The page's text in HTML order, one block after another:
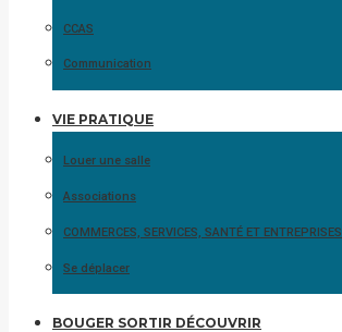
CCAS
Communication
VIE PRATIQUE
Louer une salle
Associations
COMMERCES, SERVICES, SANTÉ ET ENTREPRISES
Se déplacer
BOUGER SORTIR DÉCOUVRIR